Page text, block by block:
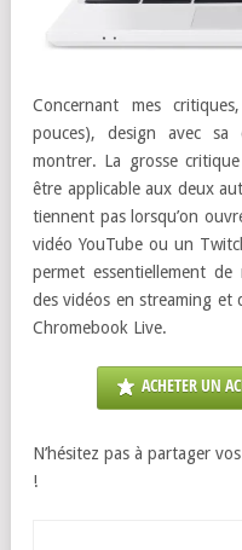
Concernant mes
pouces), design avec sa
montrer. La grosse
être applicable aux deux
tiennent pas lorsqu’on
vidéo YouTube ou un
permet essentiellement
des vidéos en streaming et
Chromebook Live.
ACHETER UN
N’hésitez pas à partager
!